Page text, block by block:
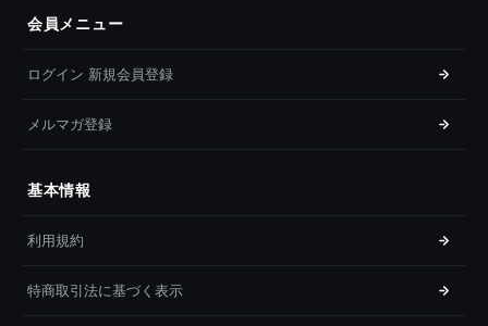
会員メニュー
ログイン 新規会員登録
メルマガ登録
基本情報
利用規約
特商取引法に基づく表示